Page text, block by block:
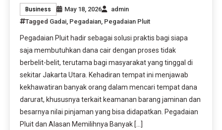
Business May 18, 2026
admin
Tagged Gadai, Pegadaian, Pegadaian Pluit
Pegadaian Pluit hadir sebagai solusi praktis bagi siapa
saja membutuhkan dana cair dengan proses tidak
berbelit-belit, terutama bagi masyarakat yang tinggal di
sekitar Jakarta Utara. Kehadiran tempat ini menjawab
kekhawatiran banyak orang dalam mencari tempat dana
darurat, khususnya terkait keamanan barang jaminan dan
besarnya nilai pinjaman yang bisa didapatkan. Pegadaian
Pluit dan Alasan Memilihnya Banyak […]